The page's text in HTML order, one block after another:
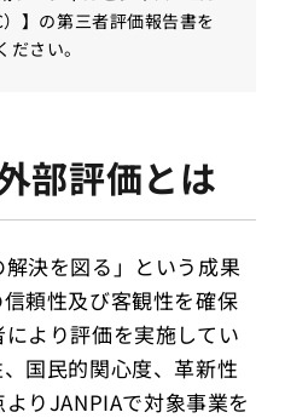
】の第三者評価報告書を
さい。
部評価とは
決を図る」という成果
頼性及び客観性を確保
より評価を実施してい
国民的関心度、革新性
りJANPIAで対象事業を